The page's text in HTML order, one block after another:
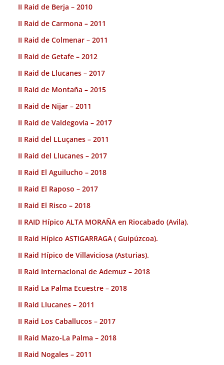
II Raid de Berja – 2010
II Raid de Carmona – 2011
II Raid de Colmenar – 2011
II Raid de Getafe – 2012
II Raid de Llucanes – 2017
II Raid de Montaña – 2015
II Raid de Nijar – 2011
II Raid de Valdegovía – 2017
II Raid del LLuçanes – 2011
II Raid del Llucanes – 2017
II Raid El Aguilucho – 2018
II Raid El Raposo – 2017
II Raid El Risco – 2018
II RAID Hípico ALTA MORAÑA en Riocabado (Avila).
II Raid Hípico ASTIGARRAGA ( Guipúzcoa).
II Raid Hípico de Villaviciosa (Asturias).
II Raid Internacional de Ademuz – 2018
II Raid La Palma Ecuestre – 2018
II Raid Llucanes – 2011
II Raid Los Caballucos – 2017
II Raid Mazo-La Palma – 2018
II Raid Nogales – 2011